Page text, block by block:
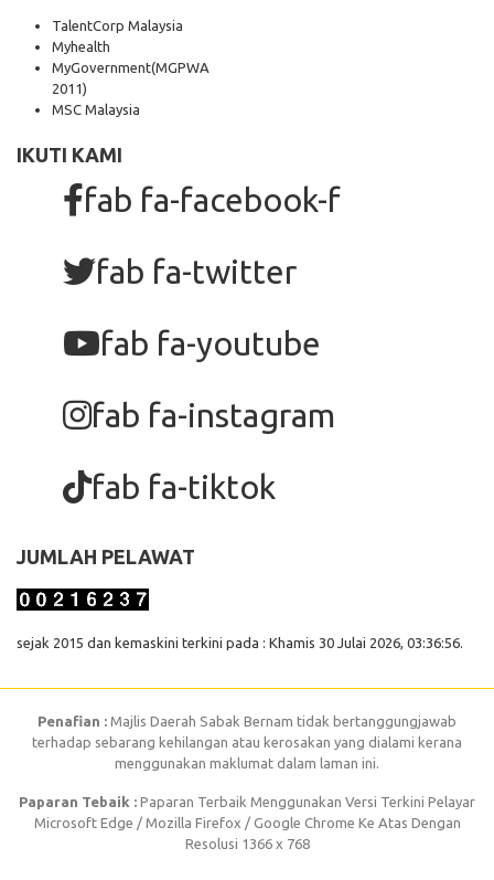
TalentCorp Malaysia
Myhealth
MyGovernment(MGPWA
2011)
MSC Malaysia
IKUTI KAMI
fab fa-facebook-f
fab fa-twitter
fab fa-youtube
fab fa-instagram
fab fa-tiktok
JUMLAH PELAWAT
sejak 2015 dan kemaskini terkini pada : Khamis 30 Julai 2026, 03:36:56.
Penafian : Majlis Daerah Sabak Bernam tidak bertanggungjawab
terhadap sebarang kehilangan atau kerosakan yang dialami kerana
menggunakan maklumat dalam laman ini.
Paparan Tebaik : Paparan Terbaik Menggunakan Versi Terkini Pelayar
Microsoft Edge / Mozilla Firefox / Google Chrome Ke Atas Dengan
Resolusi 1366 x 768